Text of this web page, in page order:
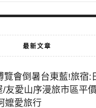
最新文章